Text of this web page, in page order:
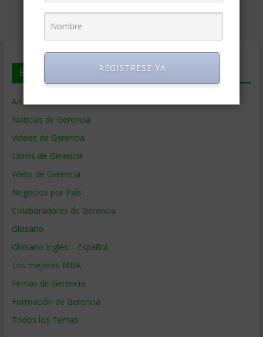
En deGerencia.com
Artículos de Gerencia
Noticias de Gerencia
Videos de Gerencia
Libros de Gerencia
Webs de Gerencia
Negocios por País
Colaboradores de Gerencia
Glosario
Glosario Inglés – Español
Los mejores MBA
Firmas de Gerencia
Formación de Gerencia
Todos los Temas
REGISTRESE YA